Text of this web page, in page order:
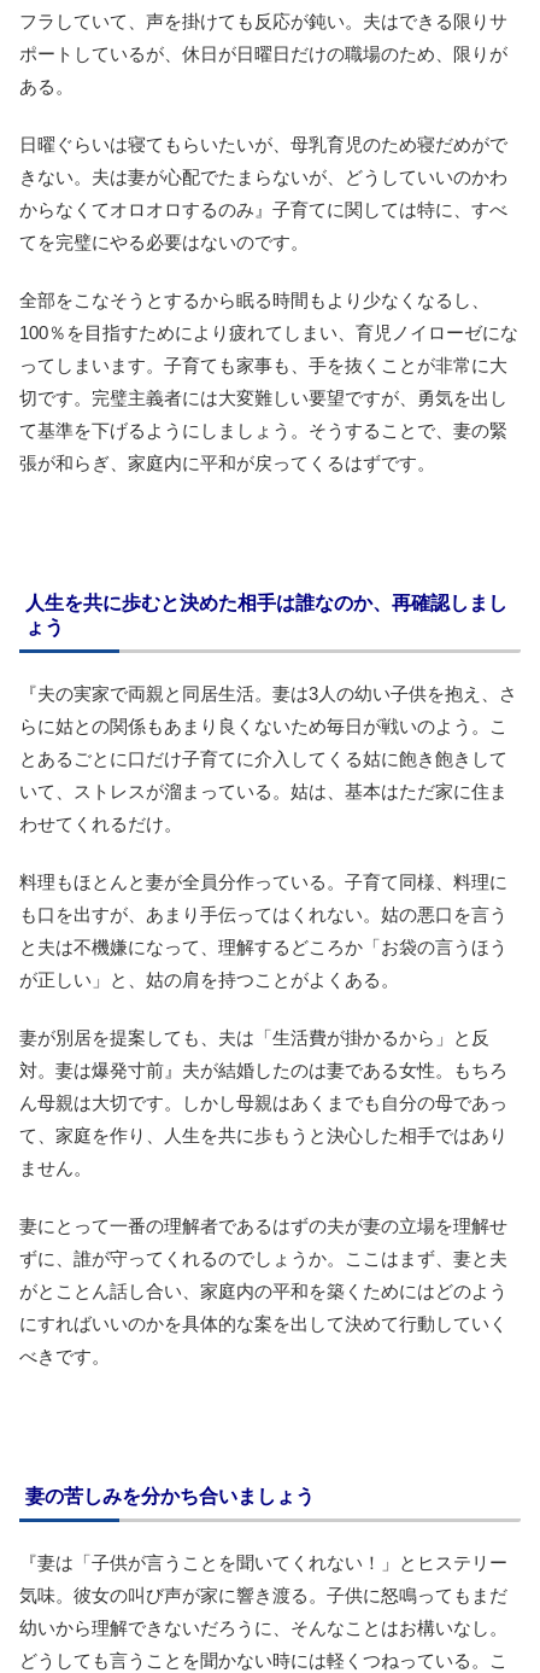
フラしていて、声を掛けても反応が鈍い。夫はできる限りサ
ポートしているが、休日が日曜日だけの職場のため、限りが
ある。
日曜ぐらいは寝てもらいたいが、母乳育児のため寝だめがで
きない。夫は妻が心配でたまらないが、どうしていいのかわ
からなくてオロオロするのみ』子育てに関しては特に、すべ
てを完璧にやる必要はないのです。
全部をこなそうとするから眠る時間もより少なくなるし、
100％を目指すためにより疲れてしまい、育児ノイローゼにな
ってしまいます。子育ても家事も、手を抜くことが非常に大
切です。完璧主義者には大変難しい要望ですが、勇気を出し
て基準を下げるようにしましょう。そうすることで、妻の緊
張が和らぎ、家庭内に平和が戻ってくるはずです。
人生を共に歩むと決めた相手は誰なのか、再確認しまし
ょう
『夫の実家で両親と同居生活。妻は3人の幼い子供を抱え、さ
らに姑との関係もあまり良くないため毎日が戦いのよう。こ
とあるごとに口だけ子育てに介入してくる姑に飽き飽きして
いて、ストレスが溜まっている。姑は、基本はただ家に住ま
わせてくれるだけ。
料理もほとんと妻が全員分作っている。子育て同様、料理に
も口を出すが、あまり手伝ってはくれない。姑の悪口を言う
と夫は不機嫌になって、理解するどころか「お袋の言うほう
が正しい」と、姑の肩を持つことがよくある。
妻が別居を提案しても、夫は「生活費が掛かるから」と反
対。妻は爆発寸前』夫が結婚したのは妻である女性。もちろ
ん母親は大切です。しかし母親はあくまでも自分の母であっ
て、家庭を作り、人生を共に歩もうと決心した相手ではあり
ません。
妻にとって一番の理解者であるはずの夫が妻の立場を理解せ
ずに、誰が守ってくれるのでしょうか。ここはまず、妻と夫
がとことん話し合い、家庭内の平和を築くためにはどのよう
にすればいいのかを具体的な案を出して決めて行動していく
べきです。
妻の苦しみを分かち合いましょう
『妻は「子供が言うことを聞いてくれない！」とヒステリー
気味。彼女の叫び声が家に響き渡る。子供に怒鳴ってもまだ
幼いから理解できないだろうに、そんなことはお構いなし。
どうしても言うことを聞かない時には軽くつねっている。こ